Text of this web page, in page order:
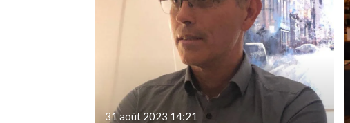
31 août 2023 14:21